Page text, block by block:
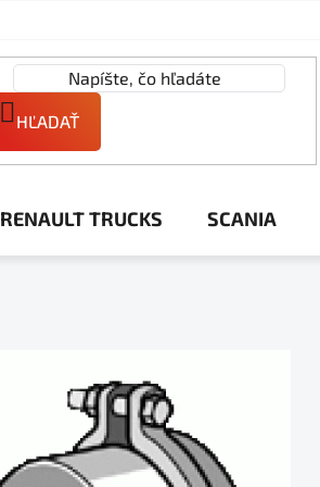
HĽADAŤ
RENAULT TRUCKS SCANIA